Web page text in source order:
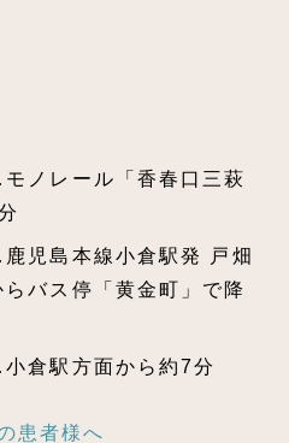
ノレール「香春口三萩
児島本線小倉駅発 戸畑
バス停「黄金町」で降
倉駅方面から約7分